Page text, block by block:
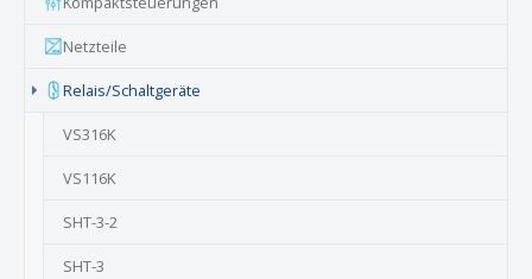
Netzteile
Relais/Schaltgeräte
VS316K
VS116K
SHT-3-2
SHT-3